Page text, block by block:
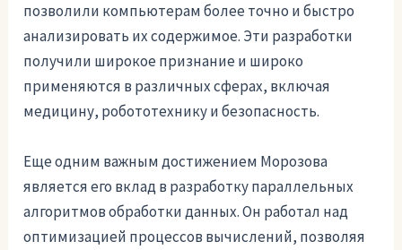
позволили компьютерам более точно и быстро
анализировать их содержимое. Эти разработки
получили широкое признание и широко
применяются в различных сферах, включая
медицину, робототехнику и безопасность.
Еще одним важным достижением Морозова
является его вклад в разработку параллельных
алгоритмов обработки данных. Он работал над
оптимизацией процессов вычислений, позволяя